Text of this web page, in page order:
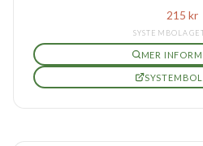
215 kr
MER